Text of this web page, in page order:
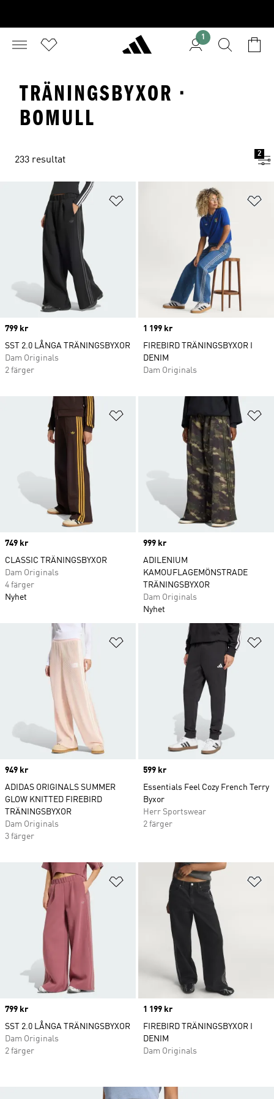
1
TRÄNINGSBYXOR ·
BOMULL
233 resultat
2
Lägg till på önskelistan
Price
799 kr
SST 2.0 LÅNGA TRÄNINGSBYXOR
Dam Originals
2 färger
Price
1 199 kr
FIREBIRD TRÄNINGSBYXOR I
DENIM
Dam Originals
Lägg till på önskelistan
Price
749 kr
CLASSIC TRÄNINGSBYXOR
Dam Originals
4 färger
Nyhet
Price
999 kr
ADILENIUM
KAMOUFLAGEMÖNSTRADE
TRÄNINGSBYXOR
Dam Originals
Nyhet
Lägg till på önskelistan
Price
949 kr
ADIDAS ORIGINALS SUMMER
GLOW KNITTED FIREBIRD
TRÄNINGSBYXOR
Dam Originals
3 färger
Price
599 kr
Essentials Feel Cozy French Terry
Byxor
Herr Sportswear
2 färger
Lägg till på önskelistan
Price
799 kr
SST 2.0 LÅNGA TRÄNINGSBYXOR
Dam Originals
2 färger
Price
1 199 kr
FIREBIRD TRÄNINGSBYXOR I
DENIM
Dam Originals